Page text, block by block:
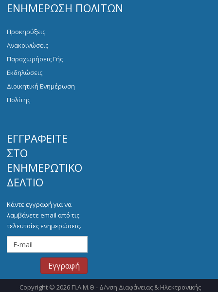
ΕΝΗΜΈΡΩΣΗ ΠΟΛΙΤΏΝ
Προκηρύξεις
Ανακοινώσεις
Παραχωρήσεις Γής
Εκδηλώσεις
Διοικητική Ενημέρωση
Πολίτης
ΕΓΓΡΑΦΕΊΤΕ
ΣΤΟ
ΕΝΗΜΕΡΩΤΙΚΌ
ΔΕΛΤΊΟ
Κάντε εγγραφή για να
λαμβάνετε email από τις
τελευταίες ενημερώσεις.
Copyright © 2026 Π.Α.Μ.Θ - Δ/νση Διαφάνειας & Ηλεκτρονικής